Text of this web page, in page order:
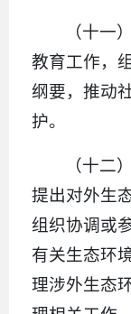
（十一
教育工作，
纲要，推动
护。
（十二
提出对外生
组织协调或
有关生态环
理涉外生态